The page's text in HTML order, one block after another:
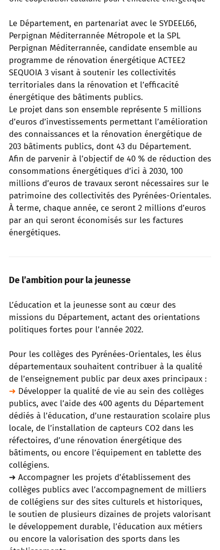
Le Département, en partenariat avec le SYDEEL66,
Perpignan Méditerrannée Métropole et la SPL
Perpignan Méditerrannée, candidate ensemble au
programme de rénovation énergétique ACTEE2
SEQUOIA 3 visant à soutenir les collectivités
territoriales dans la rénovation et l’efficacité
énergétique des bâtiments publics.
Le projet dans son ensemble représente 5 millions
d’euros d’investissements permettant l’amélioration
des connaissances et la rénovation énergétique de
203 bâtiments publics, dont 43 du Département.
Afin de parvenir à l’objectif de 40 % de réduction des
consommations énergétiques d’ici à 2030, 100
millions d’euros de travaux seront nécessaires sur le
patrimoine des collectivités des Pyrénées-Orientales.
À terme, chaque année, ce seront 2 millions d’euros
par an qui seront économisés sur les factures
énergétiques.
De l’ambition pour la jeunesse
L’éducation et la jeunesse sont au cœur des
missions du Département, actant des orientations
politiques fortes pour l’année 2022.
Pour les collèges des Pyrénées-Orientales, les élus
départementaux souhaitent contribuer à la qualité
de l’enseignement public par deux axes principaux :
➜ Développer la qualité de vie au sein des collèges
publics, avec l’aide des 400 agents du Département
dédiés à l’éducation, d’une restauration scolaire plus
locale, de l’installation de capteurs CO2 dans les
réfectoires, d’une rénovation énergétique des
bâtiments, ou encore l’équipement en tablette des
collégiens.
➜ Accompagner les projets d’établissement des
collèges publics avec l’accompagnement de milliers
de collégiens sur des sites culturels et historiques,
le soutien de plusieurs dizaines de projets valorisant
le développement durable, l’éducation aux métiers
ou encore la valorisation des sports dans les